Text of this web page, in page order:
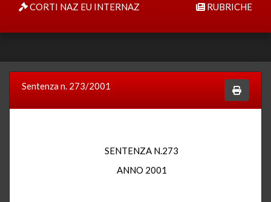
CORTI NAZ EU INTERNAZ RUBRICHE
Sentenza n. 273/2001
SENTENZA N.273
ANNO 2001